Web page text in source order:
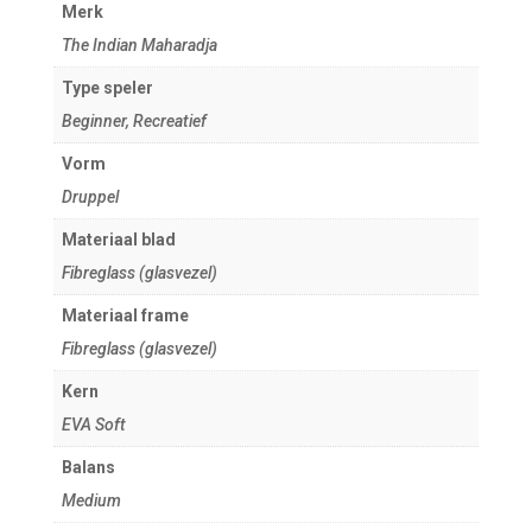
Merk
The Indian Maharadja
Type speler
Beginner, Recreatief
Vorm
Druppel
Materiaal blad
Fibreglass (glasvezel)
Materiaal frame
Fibreglass (glasvezel)
Kern
EVA Soft
Balans
Medium